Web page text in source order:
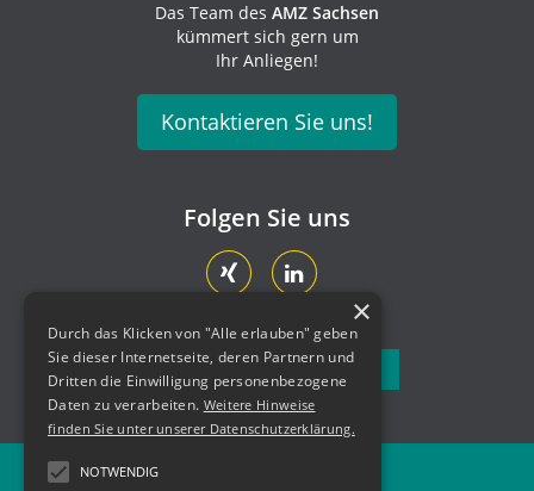
Das Team des AMZ Sachsen
kümmert sich gern um
Ihr Anliegen!
Kontaktieren Sie uns!
Folgen Sie uns
Newsletter abonnieren
×
Durch das Klicken von "Alle erlauben" geben
Sie dieser Internetseite, deren Partnern und
Dritten die Einwilligung personenbezogene
Daten zu verarbeiten. Weitere Hinweise
finden Sie unter unserer Datenschutzerklärung.
NOTWENDIG